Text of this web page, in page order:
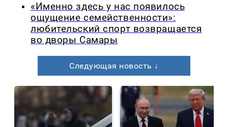
«Именно здесь у нас появилось
ощущение семейственности»:
любительский спорт возвращается
во дворы Самары
Следующая новость ↓